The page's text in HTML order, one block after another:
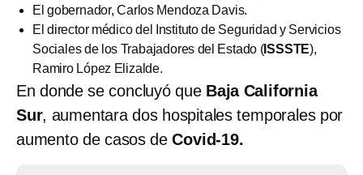
El gobernador, Carlos Mendoza Davis.
El director médico del Instituto de Seguridad y Servicios
Sociales de los Trabajadores del Estado (ISSSTE),
Ramiro López Elizalde.
En donde se concluyó que Baja California
Sur, aumentara dos hospitales temporales por
aumento de casos deCovid-19.